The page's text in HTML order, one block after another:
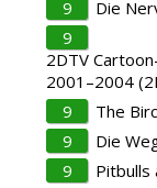
9
Die
9
2DTV
2001–2004
9
The
9
Die
9
Pitbulls